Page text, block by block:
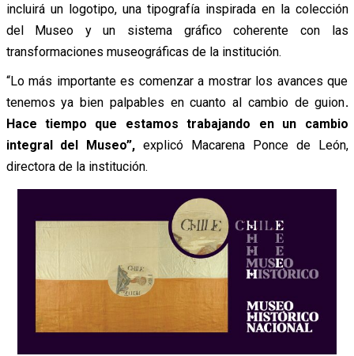
incluirá un logotipo, una tipografía inspirada en la colección
del Museo y un sistema gráfico coherente con las
transformaciones museográficas de la institución.
“Lo más importante es comenzar a mostrar los avances que
tenemos ya bien palpables en cuanto al cambio de guion.
Hace tiempo que estamos trabajando en un cambio
integral del Museo”,explicó Macarena Ponce de León,
directora de la institución.